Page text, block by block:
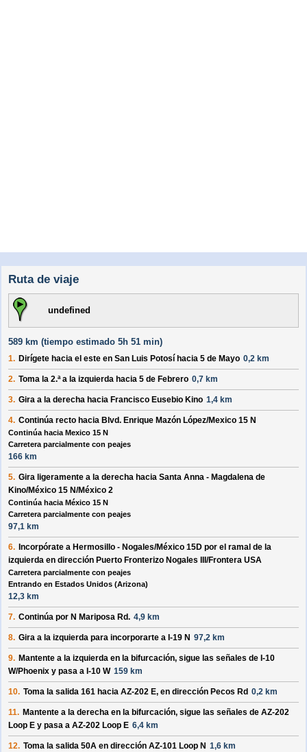
Ruta de viaje
undefined
589 km (tiempo estimado 5h 51 min)
1. Dirígete hacia el este en San Luis Potosí hacia 5 de Mayo 0,2 km
2. Toma la 2.ª a la izquierda hacia 5 de Febrero 0,7 km
3. Gira a la derecha hacia Francisco Eusebio Kino 1,4 km
4. Continúa recto hacia Blvd. Enrique Mazón López/Mexico 15 N
Continúa hacia Mexico 15 N
Carretera parcialmente con peajes
166 km
5. Gira ligeramente a la derecha hacia Santa Anna - Magdalena de
Kino/México 15 N/México 2
Continúa hacia México 15 N
Carretera parcialmente con peajes
97,1 km
6. Incorpórate a Hermosillo - Nogales/México 15D por el ramal de la
izquierda en dirección Puerto Fronterizo Nogales III/Frontera USA
Carretera parcialmente con peajes
Entrando en Estados Unidos (Arizona)
12,3 km
7. Continúa por N Mariposa Rd. 4,9 km
8. Gira a la izquierda para incorporarte a I-19 N 97,2 km
9. Mantente a la izquierda en la bifurcación, sigue las señales de I-10
W/Phoenix y pasa a I-10 W 159 km
10. Toma la salida 161 hacia AZ-202 E, en dirección Pecos Rd 0,2 km
11. Mantente a la derecha en la bifurcación, sigue las señales de AZ-202
Loop E y pasa a AZ-202 Loop E 6,4 km
12. Toma la salida 50A en dirección AZ-101 Loop N 1,6 km